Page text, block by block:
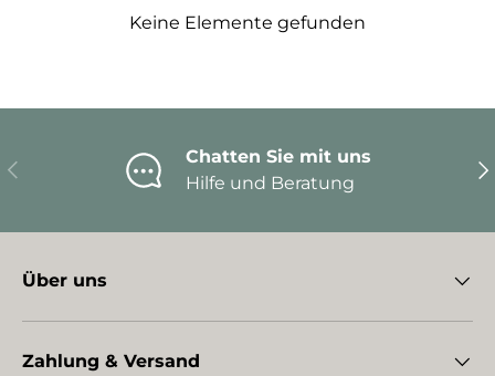
Keine Elemente gefunden
Vorherige
Chatten Sie mit uns
Hilfe und Beratung
Über uns
Zahlung & Versand